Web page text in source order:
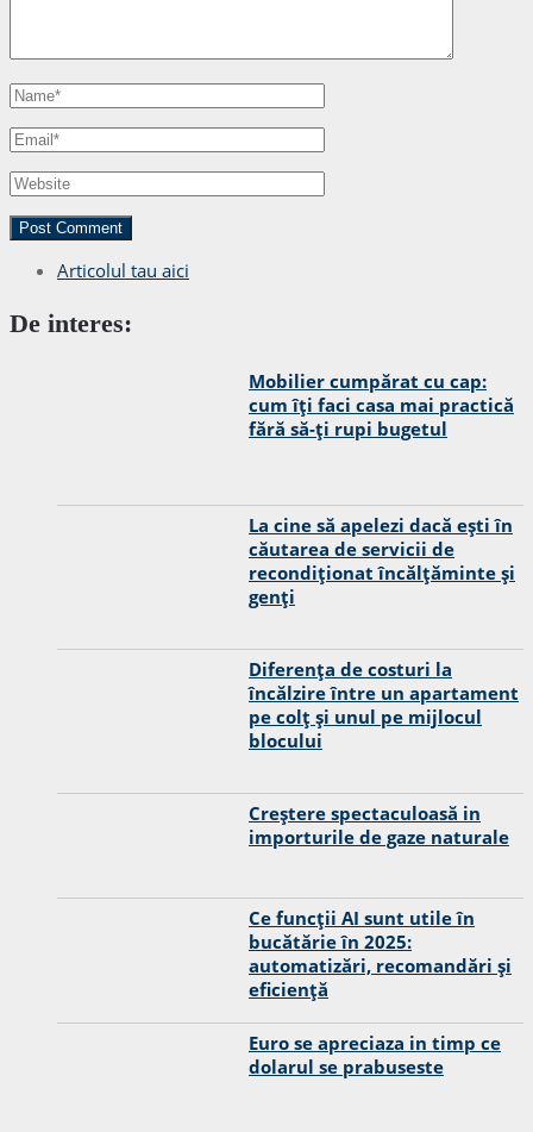
Articolul tau aici
De interes:
Mobilier cumpărat cu cap:
cum îți faci casa mai practică
fără să-ți rupi bugetul
La cine să apelezi dacă ești în
căutarea de servicii de
recondiționat încălțăminte și
genți
Diferența de costuri la
încălzire între un apartament
pe colț și unul pe mijlocul
blocului
Creștere spectaculoasă in
importurile de gaze naturale
Ce funcții AI sunt utile în
bucătărie în 2025:
automatizări, recomandări și
eficiență
Euro se apreciaza in timp ce
dolarul se prabuseste